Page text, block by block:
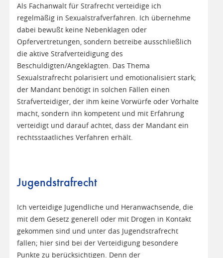
Als Fachanwalt für Strafrecht verteidige ich
regelmäßig in Sexualstrafverfahren. Ich übernehme
dabei bewußt keine Nebenklagen oder
Opfervertretungen, sondern betreibe ausschließlich
die aktive Strafverteidigung des
Beschuldigten/Angeklagten. Das Thema
Sexualstrafrecht polarisiert und emotionalisiert stark;
der Mandant benötigt in solchen Fällen einen
Strafverteidiger, der ihm keine Vorwürfe oder Vorhalte
macht, sondern ihn kompetent und mit Erfahrung
verteidigt und darauf achtet, dass der Mandant ein
rechtsstaatliches Verfahren erhält.
Jugendstrafrecht
Ich verteidige Jugendliche und Heranwachsende, die
mit dem Gesetz generell oder mit Drogen in Kontakt
gekommen sind und unter das Jugendstrafrecht
fallen; hier sind bei der Verteidigung besondere
Punkte zu berücksichtigen. Denn der